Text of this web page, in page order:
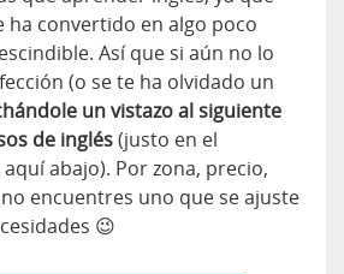
ha convertido en algo poco
Así que si aún no lo
(o se te ha olvidado un
un vistazo al siguiente
de inglés(justo en el
abajo). Por zona, precio,
encuentres uno que se ajuste
😉